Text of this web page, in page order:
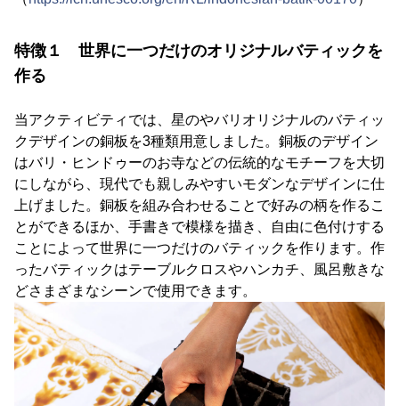
特徴１ 世界に一つだけのオリジナルバティックを
作る
当アクティビティでは、星のやバリオリジナルのバティッ
クデザインの銅板を3種類用意しました。銅板のデザイン
はバリ・ヒンドゥーのお寺などの伝統的なモチーフを大切
にしながら、現代でも親しみやすいモダンなデザインに仕
上げました。銅板を組み合わせることで好みの柄を作るこ
とができるほか、手書きで模様を描き、自由に色付けする
ことによって世界に一つだけのバティックを作ります。作
ったバティックはテーブルクロスやハンカチ、風呂敷きな
どさまざまなシーンで使用できます。